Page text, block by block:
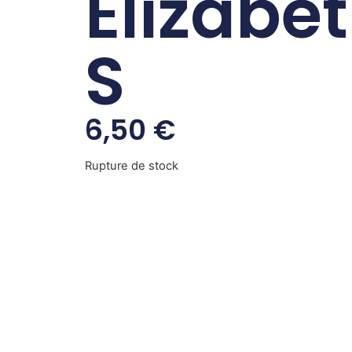
S
6,50 €
Rupture de stock